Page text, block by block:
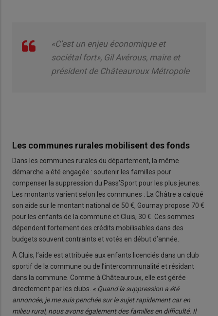
«C’est un enjeu économique et
sociétal fort», Gil Avérous, maire et
président de Châteauroux Métropole
Les communes rurales mobilisent des fonds
Dans les communes rurales du département, la même
démarche a été engagée : soutenir les familles pour
compenser la suppression du Pass’Sport pour les plus jeunes.
Les montants varient selon les communes : La Châtre a calqué
son aide sur le montant national de 50 €, Gournay propose 70 €
pour les enfants de la commune et Cluis, 30 €. Ces sommes
dépendent fortement des crédits mobilisables dans des
budgets souvent contraints et votés en début d’année.
À Cluis, l’aide est attribuée aux enfants licenciés dans un club
sportif de la commune ou de l’intercommunalité et résidant
dans la commune. Comme à Châteauroux, elle est gérée
directement par les clubs. « Quand la suppression a été
annoncée, je me suis penchée sur le sujet rapidement car en
milieu rural, nous avons également des familles en difficulté. Il